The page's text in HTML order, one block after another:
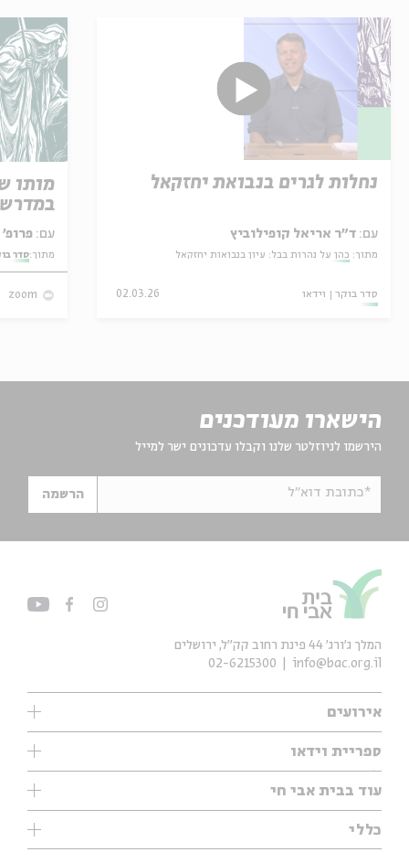
נחלות לגרים בנבואת יחזקאל
עם: ד"ר אריאל קופילוביץ
מתוך: כהן על נהרות בבל: עיון בנבואות יחזקאל
סדר בוקר וידאו 02.03.26
מותו
עם: פרופ' אביגדור שנאן
מתוך:סדר
zoom
הישארו מעודכנים
הירשמו לניוזלטר שלנו וקבלו עדכונים ישר למייל
*כתובת דוא"ל הרשמה
אירועים
עיון
אנגלית
נוער
ספריית וידאו
ילדים
מוזיקה
עיון
מיוחדים
עוד בבית אבי חי
תערוכות
מיוחדים
כללי
המלך ג'ורג' 44 פינת רחוב קק״ל, ירושלים
info@bac.org.il
02-6215300